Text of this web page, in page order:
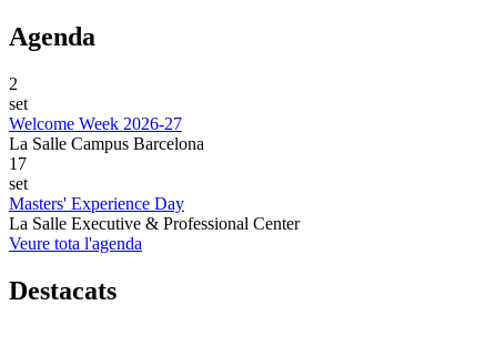
Agenda
2
set
Welcome Week 2026-27
La Salle Campus Barcelona
17
set
Masters' Experience Day
La Salle Executive & Professional Center
Veure tota l'agenda
Destacats